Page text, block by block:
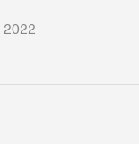
2022